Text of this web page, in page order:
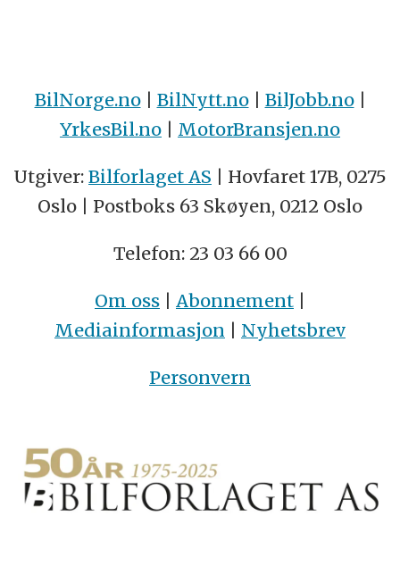
BilNorge.no| BilNytt.no| BilJobb.no|
YrkesBil.no | MotorBransjen.no
Utgiver: Bilforlaget AS | Hovfaret 17B, 0275
Oslo | Postboks 63 Skøyen, 0212 Oslo
Telefon: 23 03 66 00
Om oss | Abonnement |
Mediainformasjon | Nyhetsbrev
Personvern